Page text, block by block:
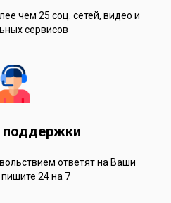
чем 25 соц. сетей, видео и
сервисов
ответят на Ваши
24 на 7